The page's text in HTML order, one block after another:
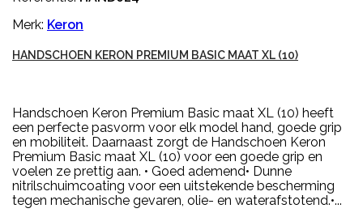
Merk: Keron
HANDSCHOEN KERON PREMIUM BASIC MAAT XL (10)
Handschoen Keron Premium Basic maat XL (10) heeft
een perfecte pasvorm voor elk model hand, goede grip
en mobiliteit. Daarnaast zorgt de Handschoen Keron
Premium Basic maat XL (10) voor een goede grip en
voelen ze prettig aan. • Goed ademend• Dunne
nitrilschuimcoating voor een uitstekende bescherming
tegen mechanische gevaren, olie- en waterafstotend.•...